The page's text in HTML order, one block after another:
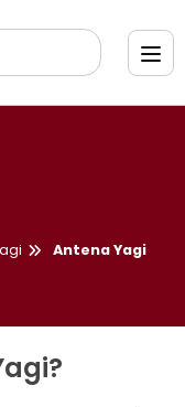
Antena Yagi